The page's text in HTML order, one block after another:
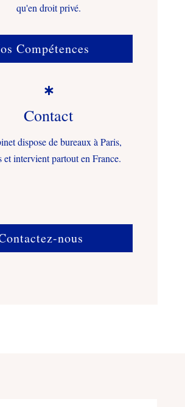
qu'en droit privé.
Compétences

Contact
dispose de bureaux à Paris,
et intervient partout en France.
nous